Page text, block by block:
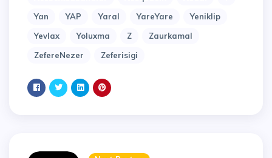
Yan
YAP Yaral YareYare
Yeniklip
Yevlax
Yoluxma Z
Zaurkamal
ZefereNezer
Zeferisigi